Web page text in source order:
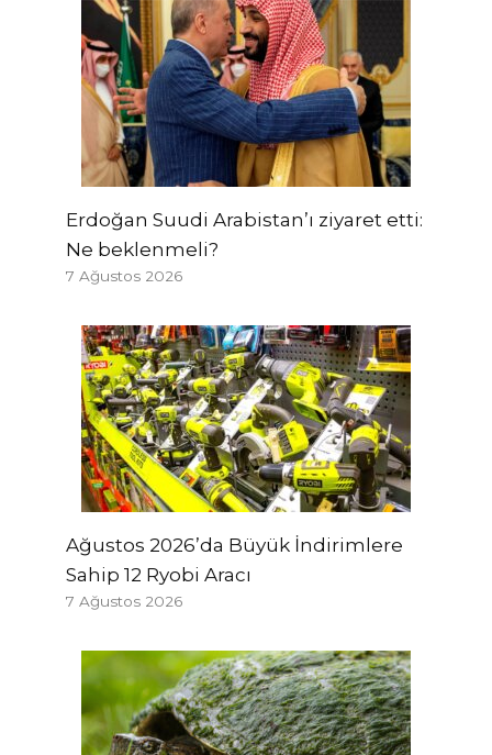
Erdoğan Suudi Arabistan’ı ziyaret etti:
Ne beklenmeli?
7 Ağustos 2026
Ağustos 2026’da Büyük İndirimlere
Sahip 12 Ryobi Aracı
7 Ağustos 2026